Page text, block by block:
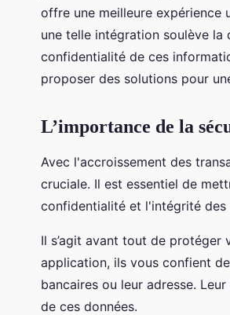
dans
offre une meilleure expérience
une telle intégration soulève la
confidentialité de ces
proposer des solutions pour
L’importance de la
Avec l'accroissement des
cruciale. Il est essentiel de
confidentialité et l'intégrité des
Il s’agit avant tout de protéger
application, ils vous confient
bancaires ou leur adresse.
de ces données.